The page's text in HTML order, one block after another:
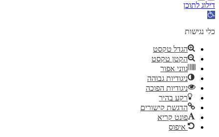
דילוג לתוכן
פתח
נגישות
כלי נגישות
הגדל טקסט
הקטן טקסט
גווני אפור
ניגודיות גבוהה
ניגודיות הפוכה
רקע בהיר
הדגשת קישורים
פונט קריא
איפוס